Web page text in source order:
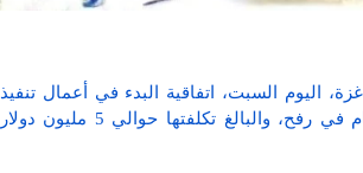
اليوم السبت، اتفاقية البدء في أعمال تنفيذ
المرحلة الأولى من مشروع إنشاء مستشفى حمد بن جاسم العام في رفح، والبالغ تكلفتها حوالي 5 مليون دولار